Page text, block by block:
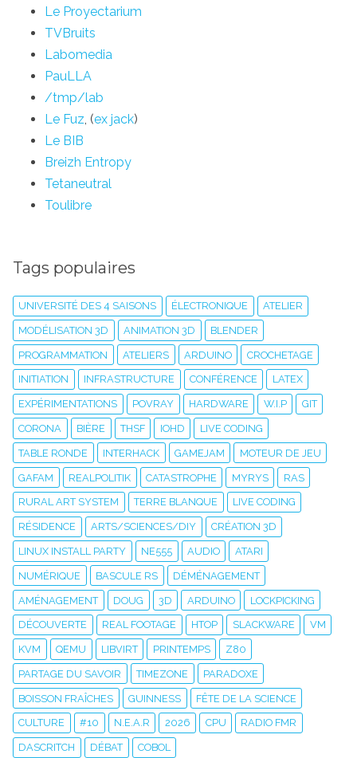
Le Proyectarium
TVBruits
Labomedia
PauLLA
/tmp/lab
Le Fuz, (ex jack)
Le BIB
Breizh Entropy
Tetaneutral
Toulibre
Tags populaires
UNIVERSITÉ DES 4 SAISONS ÉLECTRONIQUE ATELIER
MODÉLISATION 3D ANIMATION 3D BLENDER
PROGRAMMATION ATELIERS ARDUINO CROCHETAGE
INITIATION INFRASTRUCTURE CONFÉRENCE LATEX
EXPÉRIMENTATIONS POVRAY HARDWARE W.I.P GIT
CORONA BIÈRE THSF IOHD LIVE CODING
TABLE RONDE INTERHACK GAMEJAM MOTEUR DE JEU
GAFAM REALPOLITIK CATASTROPHE MYRYS RAS
RURAL ART SYSTEM TERRE BLANQUE LIVE CODING
RÉSIDENCE ARTS/SCIENCES/DIY CRÉATION 3D
LINUX INSTALL PARTY NE555 AUDIO ATARI
NUMÉRIQUE BASCULE RS DÉMÉNAGEMENT
AMÉNAGEMENT DOUG 3D ARDUINO LOCKPICKING
DÉCOUVERTE REAL FOOTAGE HTOP SLACKWARE VM
KVM QEMU LIBVIRT PRINTEMPS Z80
PARTAGE DU SAVOIR TIMEZONE PARADOXE
BOISSON FRAÎCHES GUINNESS FÊTE DE LA SCIENCE
CULTURE #10 N.E.A.R 2026 CPU RADIO FMR
DASCRITCH DÉBAT COBOL